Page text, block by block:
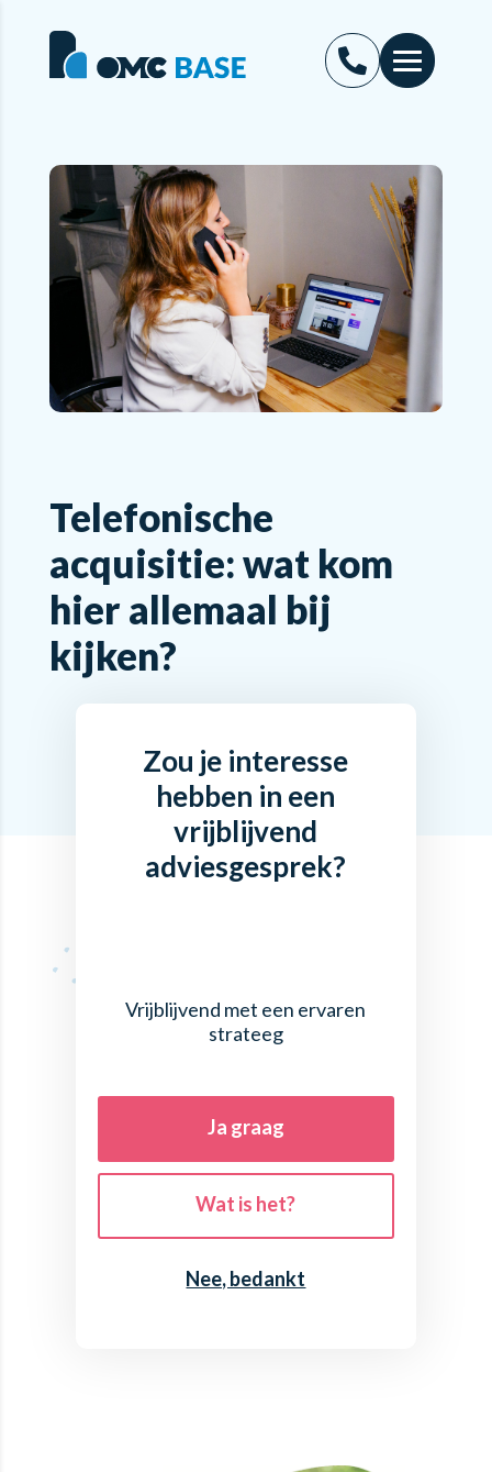
Telefonische
acquisitie: wat kom
hier allemaal bij
kijken?
Zou je interesse
hebben in een
vrijblijvend
adviesgesprek?
Vrijblijvend met een ervaren
strateeg
Ja graag
Wat is het?
Nee, bedankt